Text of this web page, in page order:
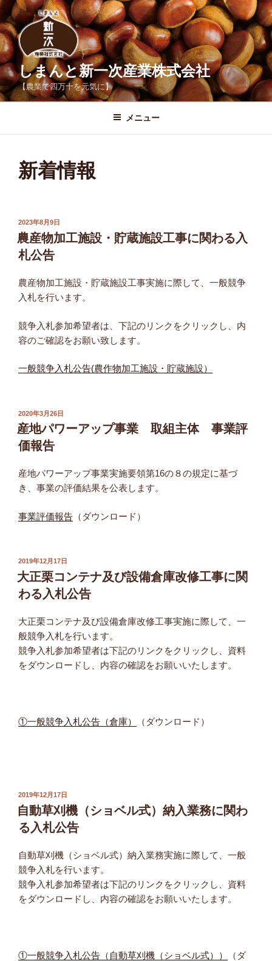
コ
ン
テ
ン
ツ
へ
ス
プ
しまんと新一次産業株式会社
【農業で四万十を元気に】
メニュー
新着情報
投
稿
日:
2023年8月9日
農産物加工施設・貯蔵施設工事に関わる入
札公告
農産物加工施設・貯蔵施設工事実施に際して、一般競争
入札を行います。
競争入札参加希望者は、下記のリンクをクリックし、内
容のご確認をお願い致します。
一般競争入札公告(農作物加工施設・貯蔵施設）
投
稿
日:
2020年3月26日
産地パワーアップ事業 取組主体 事業評
価報告
産地パワーアップ事業実施要領第16の８の規定に基づ
き、事業の評価結果を公表します。
事業評価報告 （ダウンロード）
投
稿
日:
2019年12月17日
大正栗コンテナ及び設備倉庫改修工事に関
わる入札公告
大正栗コンテナ及び設備倉庫改修工事実施に際して、一
般競争入札を行います。
競争入札参加希望者は下記のリンクをクリックし、資料
をダウンロードし、内容の確認をお願いいたします。
①一般競争入札公告（倉庫） （ダウンロード）
投
稿
日:
2019年12月17日
自動草刈機（ショベル式）納入業務に関わ
る入札公告
自動草刈機（ショベル式）納入業務実施に際して、一般
競争入札を行います。
競争入札参加希望者は下記のリンクをクリックし、資料
をダウンロードし、内容の確認をお願いいたします。
①一般競争入札公告（自動草刈機（ショベル式））
（ダ